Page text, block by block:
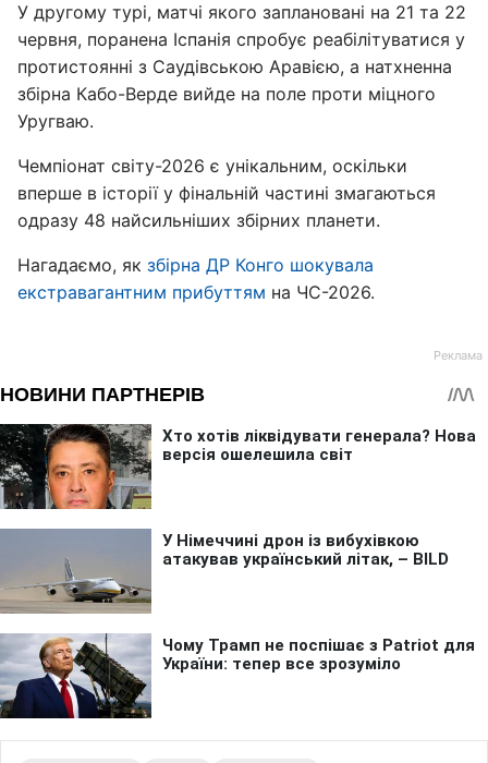
У другому турі, матчі якого заплановані на 21 та 22
червня, поранена Іспанія спробує реабілітуватися у
протистоянні з Саудівською Аравією, а натхненна
збірна Кабо-Верде вийде на поле проти міцного
Уругваю.
Чемпіонат світу-2026 є унікальним, оскільки
вперше в історії у фінальній частині змагаються
одразу 48 найсильніших збірних планети.
Нагадаємо, як збірна ДР Конго шокувала
екстравагантним прибуттям на ЧС-2026.